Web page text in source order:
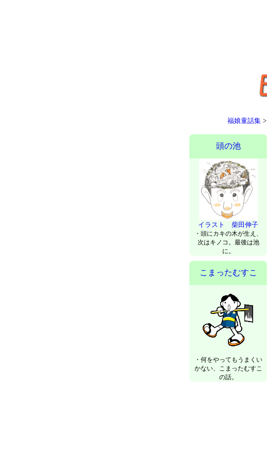
福娘童話集 >
頭の池
イラスト 柴田伸子
・頭にカキの木が生え、
次はキノコ。最後は池
に。
こまったむすこ
・何をやってもうまくい
かない、こまったむすこ
の話。